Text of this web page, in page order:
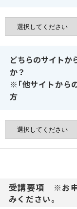
どちらのサイトか
か？
※｢他サイトから
方
受講要項
※お
みください。